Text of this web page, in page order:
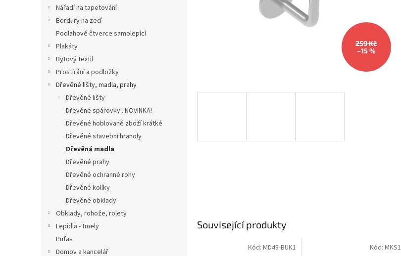
Nářadí na tapetování
Bordury na zeď
Podlahové čtverce samolepící
Plakáty
Bytový textil
Prostírání a podložky
Dřevěné lišty, madla, prahy
Dřevěné lišty
Dřevěné spárovky...NOVINKA!
Dřevěné hoblované zboží krátké
Dřevěné stavební hranoly
Dřevěná madla
Dřevěné prahy
Dřevěné ochranné rohy
Dřevěné kolíky
Dřevěné obklady
Obklady, rohože, rolety
Lepidla - tmely
Pufas
Domov a kancelář
259 Kč
–15 %
Související produkty
Kód: MD48-BUK1 Kód: MKS1